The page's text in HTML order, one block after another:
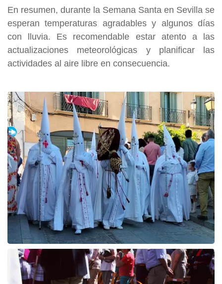
En resumen, durante la Semana Santa en Sevilla se
esperan temperaturas agradables y algunos días
con lluvia. Es recomendable estar atento a las
actualizaciones meteorológicas y planificar las
actividades al aire libre en consecuencia.